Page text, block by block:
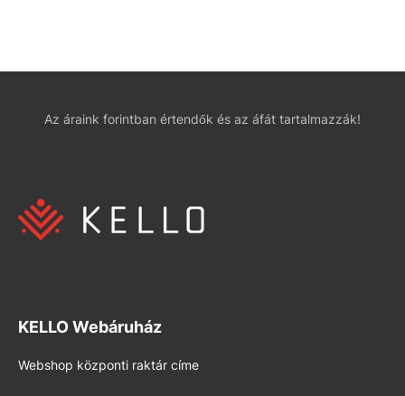
Az áraink forintban értendők és az áfát tartalmazzák!
KELLO Webáruház
Webshop központi raktár címe